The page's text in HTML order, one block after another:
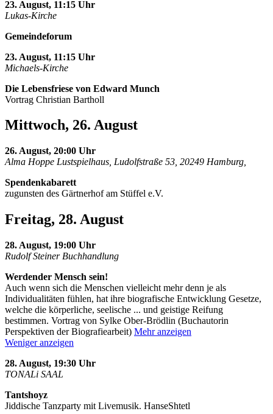
23. August, 11:15 Uhr
Lukas-Kirche
Gemeindeforum
23. August, 11:15 Uhr
Michaels-Kirche
Die Lebensfriese von Edward Munch
Vortrag Christian Bartholl
Mittwoch, 26. August
26. August, 20:00 Uhr
Alma Hoppe Lustspielhaus, Ludolfstraße 53, 20249 Hamburg,
Spendenkabarett
zugunsten des Gärtnerhof am Stüffel e.V.
Freitag, 28. August
28. August, 19:00 Uhr
Rudolf Steiner Buchhandlung
Werdender Mensch sein!
Auch wenn sich die Menschen vielleicht mehr denn je als
Individualitäten fühlen, hat ihre biografische Entwicklung Gesetze,
welche die körperliche, seelische ... und geistige Reifung
bestimmen. Vortrag von Sylke Ober-Brödlin (Buchautorin
Perspektiven der Biografiearbeit) Mehr anzeigen
Weniger anzeigen
28. August, 19:30 Uhr
TONALi SAAL
Tantshoyz
Jiddische Tanzparty mit Livemusik. HanseShtetl